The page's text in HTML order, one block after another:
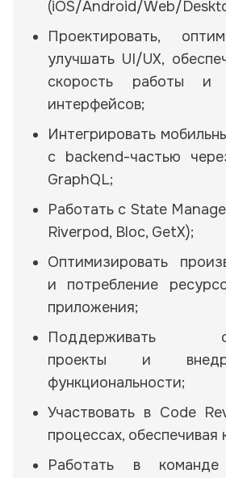
(iOS/Android/Web/
Проектировать,
улучшать UI/UX,
скорость работы и
интерфейсов;
Интегрировать
с backend-частью
GraphQL;
Работать с State
Riverpod, Bloc, GetX);
Оптимизировать
и потребление
приложения;
Поддерживать
проекты и
функциональности;
Участвовать в Code
процессах, обеспечивая
Работать в